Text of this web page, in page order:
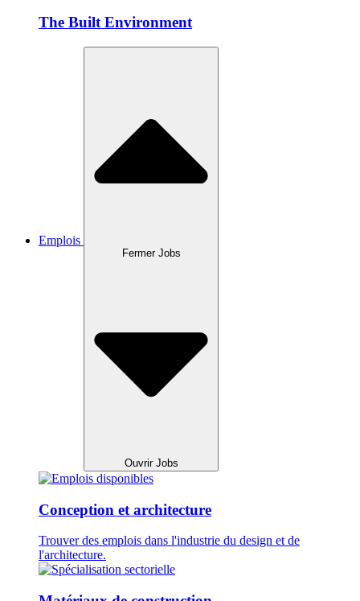
The Built Environment
Emplois
Fermer Jobs
Ouvrir Jobs
Conception et architecture
Trouver des emplois dans l'industrie du design et de
l'architecture.